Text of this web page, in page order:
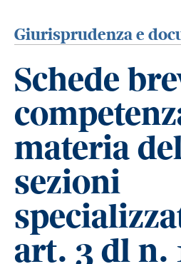
Giurisprudenza e
Schede
materia
sezioni
art. 3 dl n.